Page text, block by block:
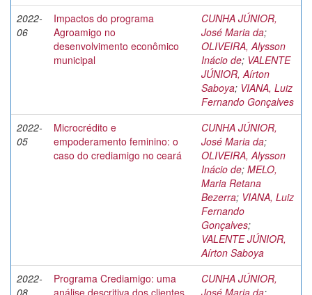
2022-
06
Impactos do programa
Agroamigo no
desenvolvimento econômico
municipal
CUNHA JÚNIOR,
José Maria da;
OLIVEIRA, Alysson
Inácio de; VALENTE
JÚNIOR, Aírton
Saboya; VIANA, Luiz
Fernando Gonçalves
2022-
05
Microcrédito e
empoderamento feminino: o
caso do crediamigo no ceará
CUNHA JÚNIOR,
José Maria da;
OLIVEIRA, Alysson
Inácio de; MELO,
Maria Retana
Bezerra; VIANA, Luiz
Fernando
Gonçalves;
VALENTE JÚNIOR,
Aírton Saboya
2022-
08
Programa Crediamigo: uma
análise descritiva dos clientes
CUNHA JÚNIOR,
José Maria da;